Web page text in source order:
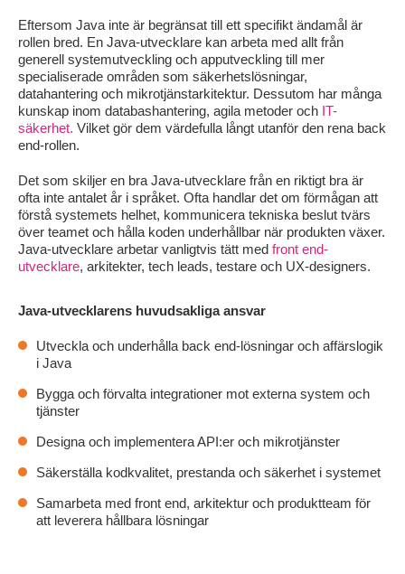
Eftersom Java inte är begränsat till ett specifikt ändamål är
rollen bred. En Java-utvecklare kan arbeta med allt från
generell systemutveckling och apputveckling till mer
specialiserade områden som säkerhetslösningar,
datahantering och mikrotjänstarkitektur. Dessutom har många
kunskap inom databashantering, agila metoder och IT-
säkerhet. Vilket gör dem värdefulla långt utanför den rena back
end-rollen.
Det som skiljer en bra Java-utvecklare från en riktigt bra är
ofta inte antalet år i språket. Ofta handlar det om förmågan att
förstå systemets helhet, kommunicera tekniska beslut tvärs
över teamet och hålla koden underhållbar när produkten växer.
Java-utvecklare arbetar vanligtvis tätt med front end-
utvecklare, arkitekter, tech leads, testare och UX-designers.
Java-utvecklarens huvudsakliga ansvar
Utveckla och underhålla back end-lösningar och affärslogik
i Java
Bygga och förvalta integrationer mot externa system och
tjänster
Designa och implementera API:er och mikrotjänster
Säkerställa kodkvalitet, prestanda och säkerhet i systemet
Samarbeta med front end, arkitektur och produktteam för
att leverera hållbara lösningar